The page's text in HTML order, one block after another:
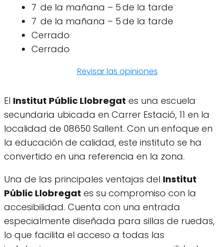
7 de la mañana – 5 de la tarde
7 de la mañana – 5 de la tarde
Cerrado
Cerrado
Revisar las opiniones
El Institut Públic Llobregat es una escuela
secundaria ubicada en Carrer Estació, 11 en la
localidad de 08650 Sallent. Con un enfoque en
la educación de calidad, este instituto se ha
convertido en una referencia en la zona.
Una de las principales ventajas del Institut
Públic Llobregat es su compromiso con la
accesibilidad. Cuenta con una entrada
especialmente diseñada para sillas de ruedas,
lo que facilita el acceso a todas las